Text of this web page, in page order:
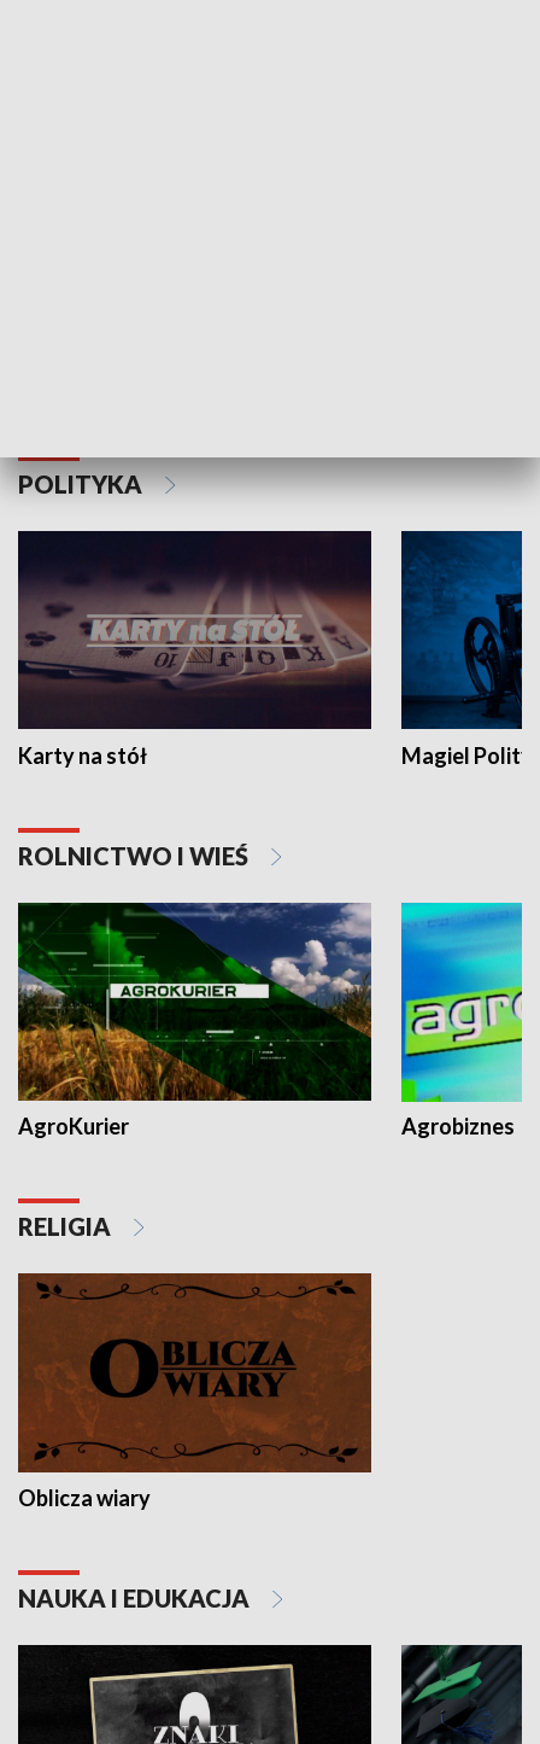
POLITYKA
Karty na stół Magiel
ROLNICTWO I WIEŚ
AgroKurier Agrobiznes
RELIGIA
Oblicza wiary
NAUKA I EDUKACJA